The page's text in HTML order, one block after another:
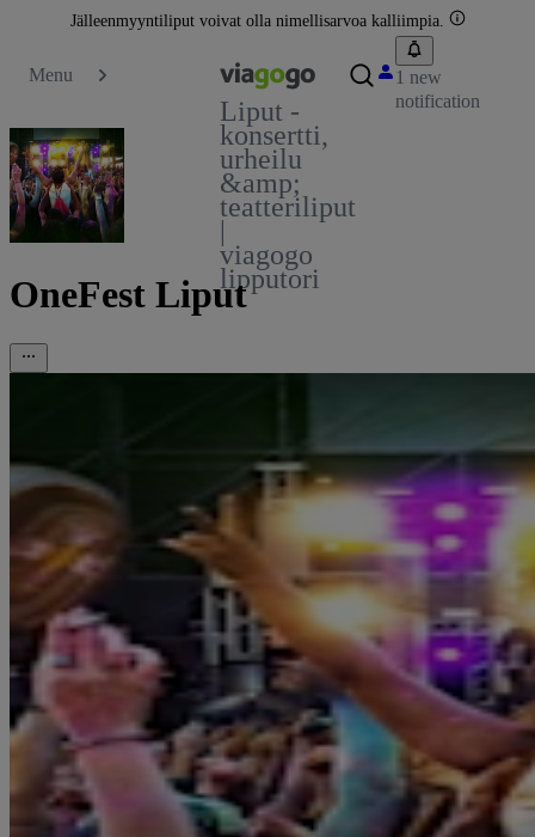
Jälleenmyyntiliput voivat olla nimellisarvoa kalliimpia.
Menu
Liput -
konsertti,
urheilu
&amp;
teatteriliput
|
viagogo
lipputori
1 new
notification
OneFest Liput